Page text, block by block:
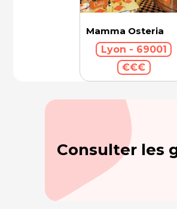
Mamma Osteria
Lyon - 69001
€€€
Consulter les